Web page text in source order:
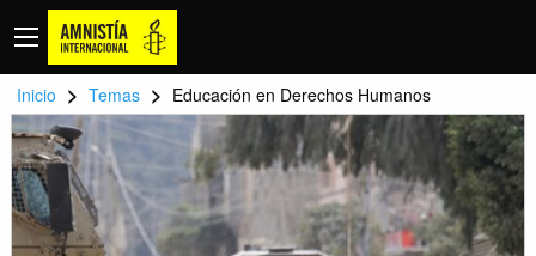
Inicio > Temas > Educación en Derechos Humanos